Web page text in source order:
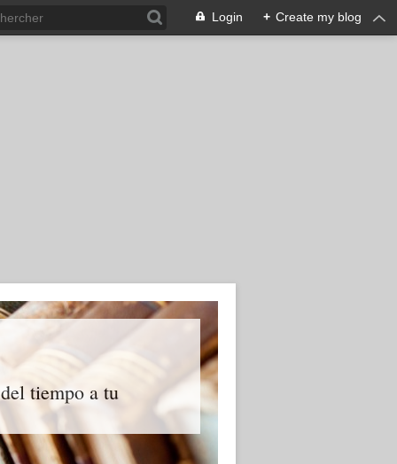
Login + Create my blog
tiempo a tu